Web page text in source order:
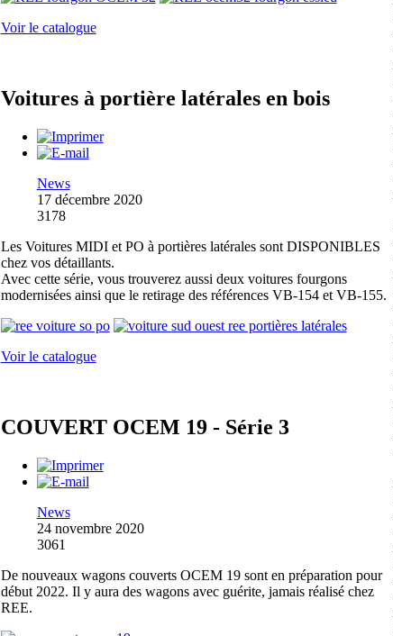
Voir le catalogue
Voitures à portière latérales en bois
News
17 décembre 2020
3178
Les Voitures MIDI et PO à portières latérales sont DISPONIBLES
chez vos détaillants.
Avec cette série, vous trouverez aussi deux voitures fourgons
modernisées ainsi que le retirage des références VB-154 et VB-155.
Voir le catalogue
COUVERT OCEM 19 - Série 3
News
24 novembre 2020
3061
De nouveaux wagons couverts OCEM 19 sont en préparation pour
début 2022. Il y aura des wagons avec guérite, jamais réalisé chez
REE.